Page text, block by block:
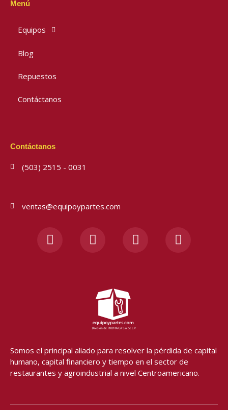
Menú
Equipos
Blog
Repuestos
Contáctanos
Contáctanos
(503) 2515 - 0031
ventas@equipoypartes.com
a n
g
r
a
m
o h
Somos el principal aliado para resolver la pérdida de capital
humano, capital financiero y tiempo en el sector de
restaurantes y agroindustrial a nivel Centroamericano.